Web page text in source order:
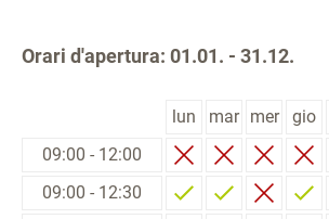
Orari d'apertura: 01.01. - 31.12.
lun mar mer gio
09:00 - 12:00
09:00 - 12:30